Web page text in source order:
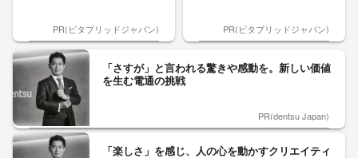
PR(ビタブリッドジャパン) PR(ビタブリッドジャパン)
「さすが」と言われる驚きや感動を。新しい価値
を生む電通の挑戦
PR(dentsu Japan)
「楽しさ」を感じ、人の心を動かすクリエイティ